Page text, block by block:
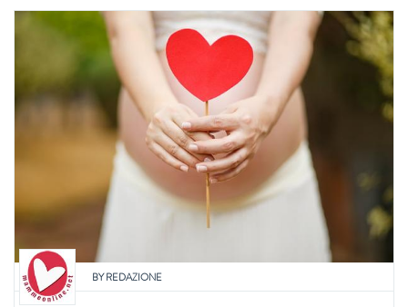
BYREDAZIONE